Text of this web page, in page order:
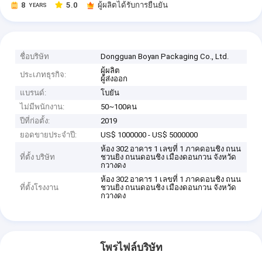
8 YEARS 5.0 ผู้ผลิตได้รับการยืนยัน
ชื่อบริษัท Dongguan Boyan Packaging Co., Ltd.
ประเภทธุรกิจ:
ผู้ผลิต
ผู้ส่งออก
แบรนด์:
โบยัน
ไม่มีพนักงาน:
50~100คน
ปีที่ก่อตั้ง:
2019
ยอดขายประจำปี:
US$ 1000000 - US$ 5000000
ที่ตั้ง บริษัท
ห้อง 302 อาคาร 1 เลขที่ 1 ภาคดอนชิง ถนน
ชวนยิง ถนนดอนชิง เมืองดอนกวน จังหวัด
กวางดง
ที่ตั้งโรงงาน
ห้อง 302 อาคาร 1 เลขที่ 1 ภาคดอนชิง ถนน
ชวนยิง ถนนดอนชิง เมืองดอนกวน จังหวัด
กวางดง
โพรไฟล์บริษัท